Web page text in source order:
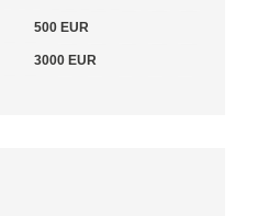
500 EUR
3000 EUR